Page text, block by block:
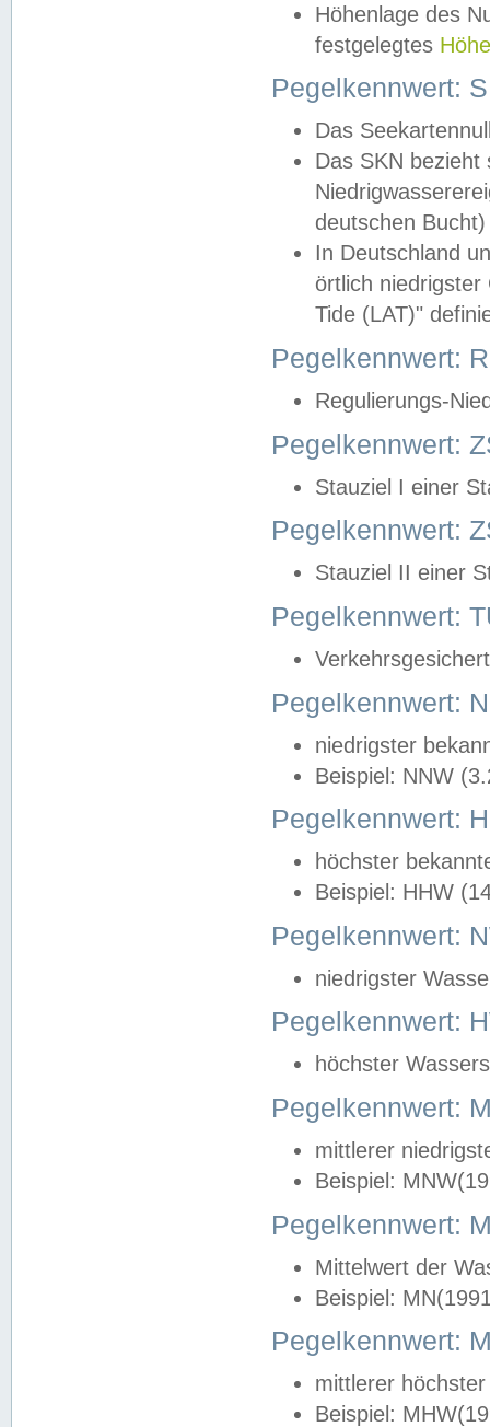
Höhenlage des
festgelegtes
Pegelkennwert:
Das
Das SKN
deutschen
In Deutschland
örtlich
Tide (LAT)"
Pegelkennwert:
Regulierungs-
Pegelkennwert:
Stauziel I einer
Pegelkennwert:
Stauziel II einer
Pegelkennwert:
Pegelkennwert:
niedrigster
Beispiel: NNW
Pegelkennwert:
höchster
Beispiel: HHW
Pegelkennwert:
niedrigster
Pegelkennwert:
höchster
Pegelkennwert:
mittlerer
Beispiel:
Pegelkennwert:
Mittelwert der
Beispiel:
Pegelkennwert:
mittlerer
Beispiel: